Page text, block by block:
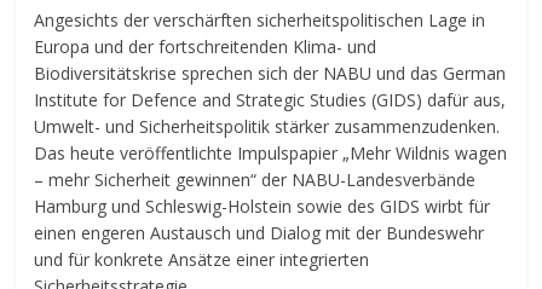
Angesichts der verschärften sicherheitspolitischen Lage in
Europa und der fortschreitenden Klima- und
Biodiversitätskrise sprechen sich der NABU und das German
Institute for Defence and Strategic Studies (GIDS) dafür aus,
Umwelt- und Sicherheitspolitik stärker zusammenzudenken.
Das heute veröffentlichte Impulspapier „Mehr Wildnis wagen
– mehr Sicherheit gewinnen“ der NABU-Landesverbände
Hamburg und Schleswig-Holstein sowie des GIDS wirbt für
einen engeren Austausch und Dialog mit der Bundeswehr
und für konkrete Ansätze einer integrierten